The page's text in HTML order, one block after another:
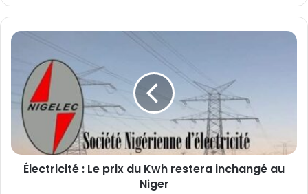
te
É
i
Électricité : Le prix du Kwh restera inchangé au
Niger